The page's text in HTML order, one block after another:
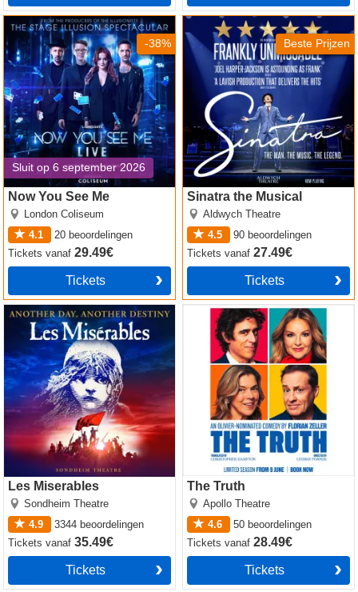
-38%
Sluit op 6 september 2026
Now You See Me
London Coliseum
4.1
20 beoordelingen
Ticketsvanaf29.49€
Tickets
Now You See Me
Beste Prijzen
Sinatra the Musical
Aldwych Theatre
4.5
90 beoordelingen
Ticketsvanaf27.49€
Tickets
Sinatra the Musical
Les Miserables
Sondheim Theatre
4.9
3344 beoordelingen
Ticketsvanaf35.49€
Tickets
Les Miserables
The Truth
Apollo Theatre
4.6
50 beoordelingen
Ticketsvanaf28.49€
Tickets
The Truth